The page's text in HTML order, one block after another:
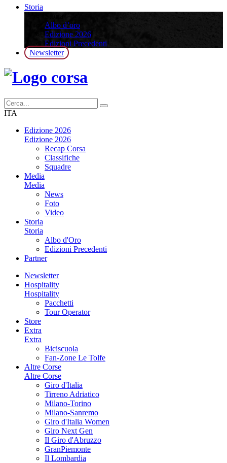
Storia
Albo d’oro
Edizione 2026
Edizioni Precedenti
Newsletter
ITA
Edizione 2026
Edizione 2026
Recap Corsa
Classifiche
Squadre
Media
Media
News
Foto
Video
Storia
Storia
Albo d'Oro
Edizioni Precedenti
Partner
Newsletter
Hospitality
Hospitality
Pacchetti
Tour Operator
Store
Extra
Extra
Biciscuola
Fan-Zone Le Tolfe
Altre Corse
Altre Corse
Giro d'Italia
Tirreno Adriatico
Milano-Torino
Milano-Sanremo
Giro d'Italia Women
Giro Next Gen
Il Giro d'Abruzzo
GranPiemonte
Il Lombardia